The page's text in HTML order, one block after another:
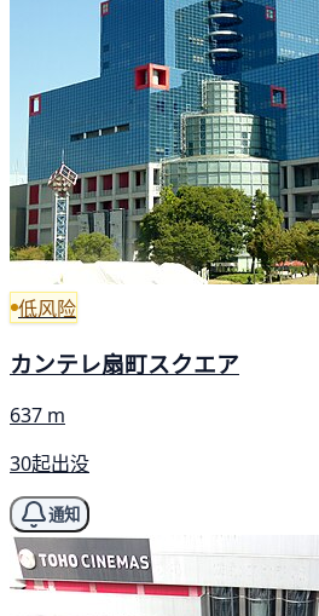
低风险
カンテレ扇町スクエア
637 m
30起出没
通知